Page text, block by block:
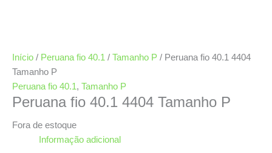
Início / Peruana fio 40.1 / Tamanho P / Peruana fio 40.1 4404
Tamanho P
Peruana fio 40.1 , Tamanho P
Peruana fio 40.1 4404 Tamanho P
Fora de estoque
Informação adicional